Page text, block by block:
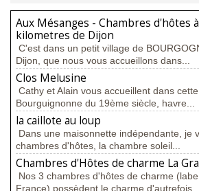
Aux Mésanges - Chambres d'hôtes
kilometres de Dijon
C'est dans un petit village de
Dijon, que nous vous accueillons dans...
Clos Melusine
Cathy et Alain vous accueillent dans
Bourguignonne du 19ème siècle, havre...
la caillote au loup
Dans une maisonnette indépendante, je
chambres d'hôtes, la chambre soleil...
Chambres d'Hôtes de charme La
Nos 3 chambres d'hôtes de charme
France) possèdent le charme d'autrefois...